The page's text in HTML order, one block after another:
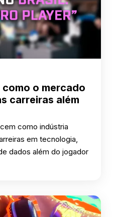
o mercado
carreiras além
como indústria
em tecnologia,
dados além do jogador